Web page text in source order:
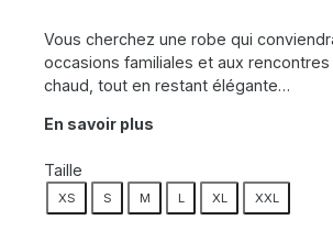
Vous cherchez une robe qui
occasions familiales et aux
chaud, tout en restant élégante…
En savoir plus
Taille
XS S M L XL XXL